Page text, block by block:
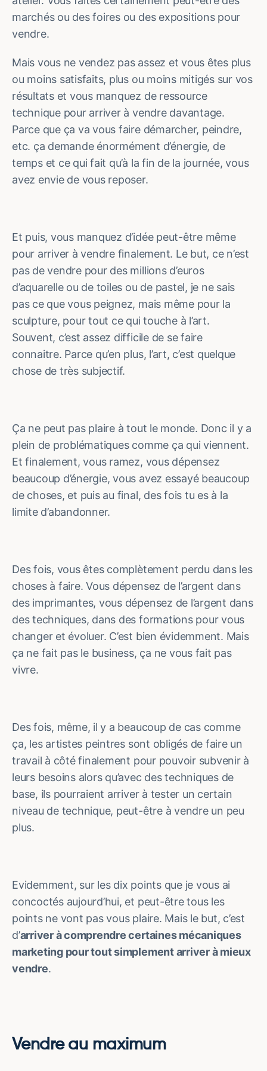
marchés ou des foires ou des expositions pour
vendre.
Mais vous ne vendez pas assez et vous êtes plus
ou moins satisfaits, plus ou moins mitigés sur vos
résultats et vous manquez de ressource
technique pour arriver à vendre davantage.
Parce que ça va vous faire démarcher, peindre,
etc. ça demande énormément d’énergie, de
temps et ce qui fait qu’à la fin de la journée, vous
avez envie de vous reposer.
Et puis, vous manquez d’idée peut-être même
pour arriver à vendre finalement. Le but, ce n’est
pas de vendre pour des millions d’euros
d’aquarelle ou de toiles ou de pastel, je ne sais
pas ce que vous peignez, mais même pour la
sculpture, pour tout ce qui touche à l’art.
Souvent, c’est assez difficile de se faire
connaitre. Parce qu’en plus, l’art, c’est quelque
chose de très subjectif.
Ça ne peut pas plaire à tout le monde. Donc il y a
plein de problématiques comme ça qui viennent.
Et finalement, vous ramez, vous dépensez
beaucoup d’énergie, vous avez essayé beaucoup
de choses, et puis au final, des fois tu es à la
limite d’abandonner.
Des fois, vous êtes complètement perdu dans les
choses à faire. Vous dépensez de l’argent dans
des imprimantes, vous dépensez de l’argent dans
des techniques, dans des formations pour vous
changer et évoluer. C’est bien évidemment. Mais
ça ne fait pas le business, ça ne vous fait pas
vivre.
Des fois, même, il y a beaucoup de cas comme
ça, les artistes peintres sont obligés de faire un
travail à côté finalement pour pouvoir subvenir à
leurs besoins alors qu’avec des techniques de
base, ils pourraient arriver à tester un certain
niveau de technique, peut-être à vendre un peu
plus.
Evidemment, sur les dix points que je vous ai
concoctés aujourd’hui, et peut-être tous les
points ne vont pas vous plaire. Mais le but, c’est
d’arriver à comprendre certaines mécaniques
marketing pour tout simplement arriver à mieux
vendre.
Vendre au maximum